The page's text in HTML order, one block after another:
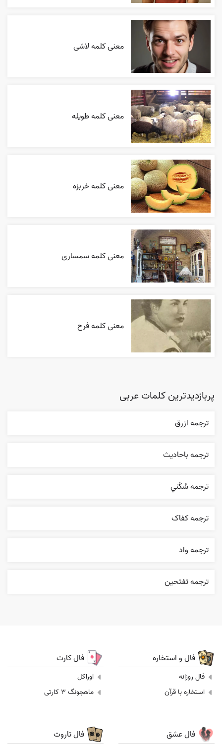
معنی کلمه لاشی
معنی کلمه طویله
معنی کلمه خربزه
معنی کلمه سمساری
معنی کلمه فرح
پربازدیدترین کلمات عربی
ترجمه ازرق
ترجمه باحاديث
ترجمه سُکْني
ترجمه کفاک
ترجمه واد
ترجمه تفتحين
فال و استخاره
فال روزانه
استخاره با قرآن
فال کارت
اوراکل
ماهجونگ 3 کارتی
فال عشق فال تاروت